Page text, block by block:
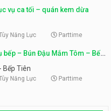
vụ ca tối – quán kem dừa
Năng Lực Parttime
bếp – Bún Đậu Mắm Tôm – Bếp
Bếp Tiên
Năng Lực Parttime